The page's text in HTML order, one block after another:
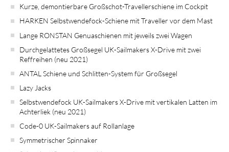
Kurze, demontierbare Großschot-Travellerschiene im Cockpit
HARKEN Selbstwendefock-Schiene mit Traveller vor dem Mast
Lange RONSTAN Genuaschienen mit jeweils zwei Wagen
Durchgelattetes Großsegel UK-Sailmakers X-Drive mit zwei
Reffreihen (neu 2021)
ANTAL Schiene und Schlitten-System für Großsegel
Lazy Jacks
Selbstwendefock UK-Sailmakers X-Drive mit vertikalen Latten im
Achterliek (neu 2021)
Code-0 UK-Sailmakers auf Rollanlage
Symmetrischer Spinnaker